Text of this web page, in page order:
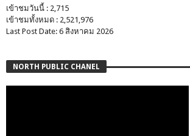
เข้าชมวันนี้ : 2,715
เข้าชมทั้งหมด : 2,521,976
Last Post Date: 6 สิงหาคม 2026
NORTH PUBLIC CHANEL